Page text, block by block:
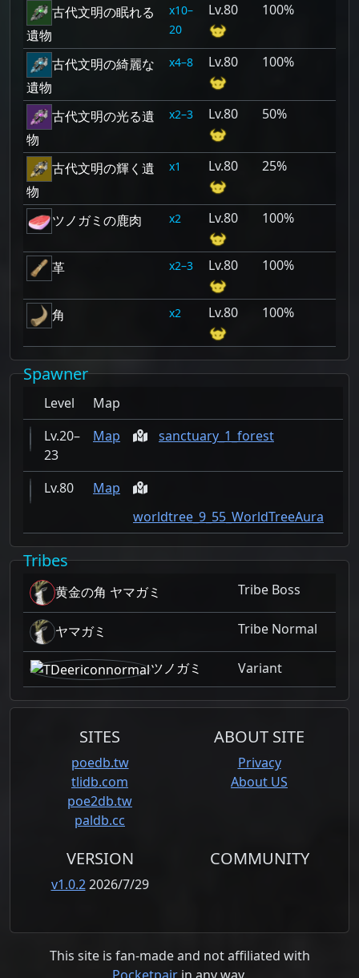
古代文明の眠れる
遺物
10–
20
80 100%
古代文明の綺麗な
遺物
4–8 80 100%
古代文明の光る遺
物
2–3 80 50%
古代文明の輝く遺
物
1 80 25%
ツノガミの鹿肉 2 80 100%
革 2–3 80 100%
角 2 80 100%
Spawner
Level
Map
20–
23
Map sanctuary_1_forest
80
Map
worldtree_9_55_WorldTreeAura
Tribes
黄金の角 ヤマガミ Tribe Boss
ヤマガミ Tribe Normal
ツノガミ Variant
SITES
poedb.tw
tlidb.com
poe2db.tw
paldb.cc
ABOUT SITE
Privacy
About US
VERSION
v1.0.22026/7/29
COMMUNITY
This site is fan-made and not affiliated with